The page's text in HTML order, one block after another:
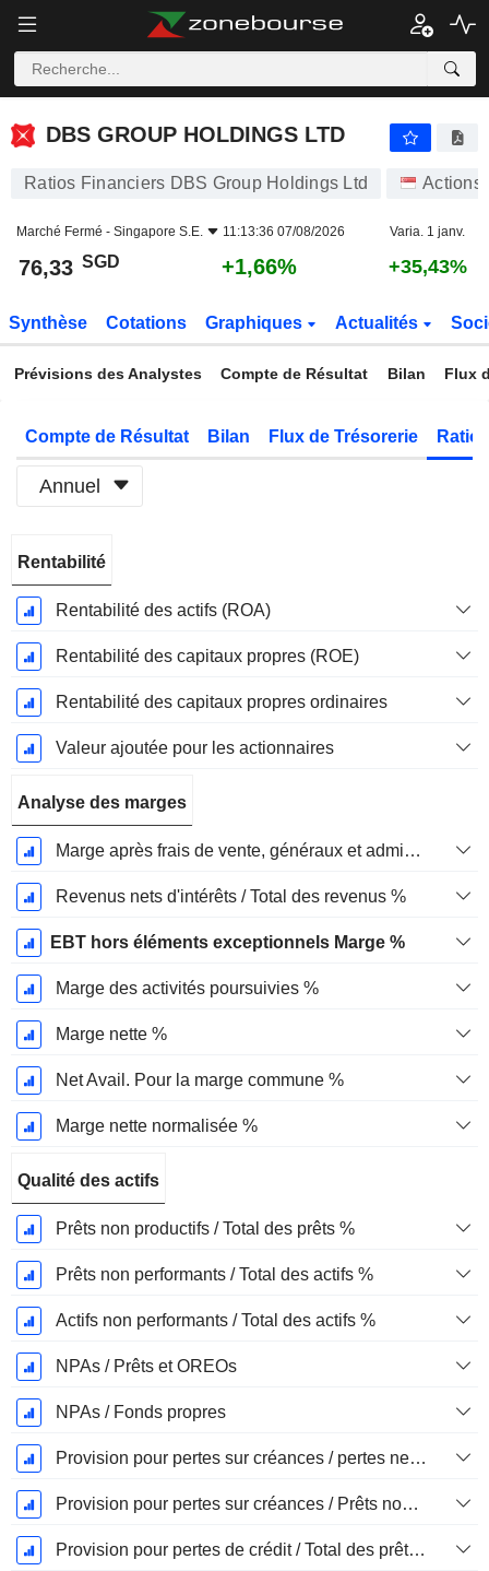
DBS GROUP HOLDINGS LTD
DBS GROUP HOLDINGS LTD
Ratios Financiers DBS Group Holdings Ltd Actions
Marché Fermé - Singapore S.E. 11:13:36 07/08/2026 Varia. 1 janv.
76,33 SGD +1,66% +35,43%
Synthèse Cotations Graphiques Actualités
Prévisions des Analystes Compte de Résultat Bilan Flux
Compte de Résultat Bilan Flux de Trésorerie
Annuel
Fiscale:
Décembre
Rentabilité
Rentabilité des actifs (ROA)
Rentabilité des capitaux propres (ROE)
Rentabilité des capitaux propres ordinaires
Valeur ajoutée pour les actionnaires
Analyse des marges
Marge après frais de vente, généraux et administratifs %
Revenus nets d'intérêts / Total des revenus %
EBT hors éléments exceptionnels Marge %
Marge des activités poursuivies %
Marge nette %
Net Avail. Pour la marge commune %
Marge nette normalisée %
Qualité des actifs
Prêts non productifs / Total des prêts %
Prêts non performants / Total des actifs %
Actifs non performants / Total des actifs %
NPAs / Prêts et OREOs
NPAs / Fonds propres
Provision pour pertes sur créances / pertes nettes %
Provision pour pertes sur créances / Prêts non productifs %
Provision pour pertes de crédit / Total des prêts %